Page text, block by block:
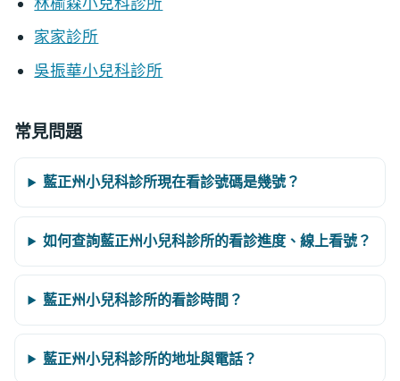
家家診所
吳振華小兒科診所
常見問題
藍正州小兒科診所現在看診號碼是幾號？
如何查詢藍正州小兒科診所的看診進度、線上看號？
藍正州小兒科診所的看診時間？
藍正州小兒科診所的地址與電話？